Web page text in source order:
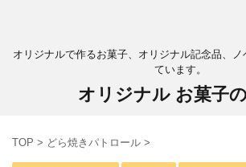
オリジナルで作るお菓子、オリジナル記念品、
ています。
オリジナル お菓子
TOP > どら焼きパトロール >